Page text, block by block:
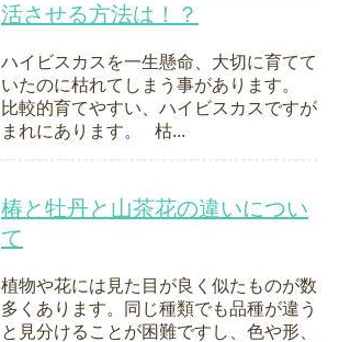
活させる方法は！？
ハイビスカスを一生懸命、大切に育てて
いたのに枯れてしまう事があります。
比較的育てやすい、ハイビスカスですが
まれにあります。 枯...
椿と牡丹と山茶花の違いについ
て
植物や花には見た目が良く似たものが数
多くあります。同じ種類でも品種が違う
と見分けることが困難ですし、色や形、